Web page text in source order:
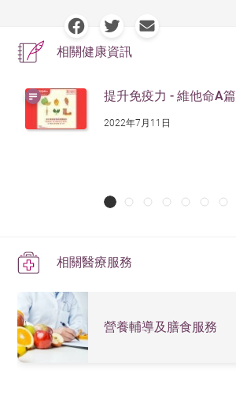
相關健康資訊
提升免疫力 - 維他命A篇
2022年7月11日
相關醫療服務
營養輔導及膳食服務